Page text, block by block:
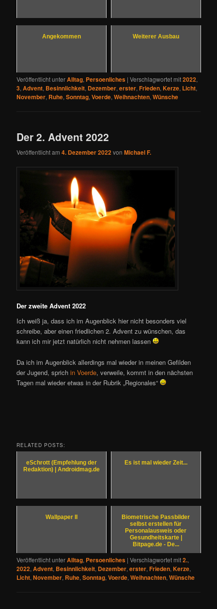
Angekommen Weiterer Ausbau
Veröffentlicht unterAlltag, Persoenliches |Verschlagwortet mit2022,
3,Advent, Besinnlichkeit, Dezember,erster,Frieden,Kerze, Licht,
November, Ruhe,Sonntag,Voerde,Weihnachten,Wünsche
Der 2. Advent 2022
Veröffentlicht am4. Dezember 2022 vonMichael F.
Der zweite Advent 2022
Ich weiß ja, dass ich im Augenblick hier nicht besonders viel
schreibe, aber einen friedlichen 2. Advent zu wünschen, das
kann ich mir jetzt natürlich nicht nehmen lassen
Da ich im Augenblick allerdings mal wieder in meinen Gefilden
der Jugend, sprichin Voerde, verweile, kommt in den nächsten
Tagen mal wieder etwas in der Rubrik „Regionales“
RELATED POSTS:
eSchrott (Empfehlung der
Redaktion) | Androidmag.de
Es ist mal wieder Zeit...
Wallpaper II
Biometrische Passbilder
selbst erstellen für
Personalausweis oder
Gesundheitskarte |
Bitpage.de - De...
Veröffentlicht unterAlltag, Persoenliches |Verschlagwortet mit2.,
2022,Advent, Besinnlichkeit, Dezember,erster,Frieden,Kerze,
Licht,November, Ruhe,Sonntag,Voerde,Weihnachten,Wünsche